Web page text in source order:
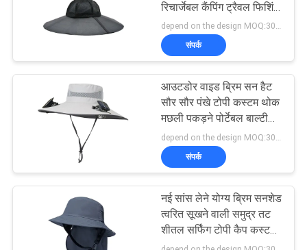
साइटमैप
PRIVACY
5 पैनल ट्रक कैप
181
फ्लैट ब्रिम स्नैपबैक हैट्स
244
रिचार्जेबल कैंपिंग ट्रैवल फिशिंग
माउंटेनियरिंग सन बकेट हैट
depend on the design MOQ:300 पीसीएस/शैली/रंग/आकार
संपर्क
आउटडोर वाइड ब्रिम सन हैट
सौर सौर पंखे टोपी कस्टम थोक
मछली पकड़ने पोर्टेबल बाल्टी
टोपी
depend on the design MOQ:300 पीसीएस/शैली/रंग/आकार
संपर्क
नई सांस लेने योग्य ब्रिम सनशेड
त्वरित सूखने वाली समुद्र तट
शीतल सर्फिंग टोपी कैप कस्टम
सर्फ बाल्टी टोपी